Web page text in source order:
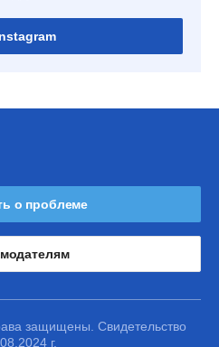
о проблеме
защищены. Свидетельство
г.